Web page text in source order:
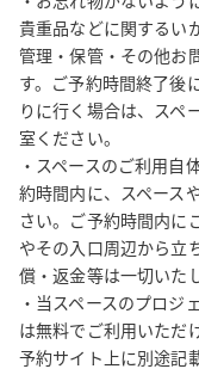
貴重品などに関するい
管理・保管・その他お
す。ご予約時間終了後
りに行く場合は、スペ
室ください。
・スペースのご利用自
約時間内に、スペース
さい。ご予約時間内に
やその入口周辺から立
償・返金等は一切いた
・当スペースのプロジ
は無料でご利用いただ
予約サイト上に別途記